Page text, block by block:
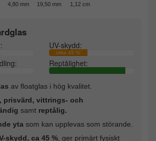
4,80 mm 19,50 mm 1,12 cm
UV-skydd:
cirka 45 %
Reptålighet:
av floatglas i hög kvalitet.
prisvärd, vittrings- och
samt reptålig.
yta som kan upplevas som störande.
skydd, ca 45 % , ger primärt fysiskt